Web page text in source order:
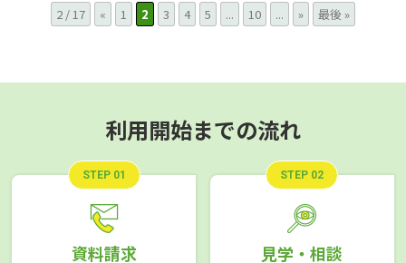
2 / 17 « 1 2 3 4 5 ... 10 ... » 最後 »
利用開始までの流れ
STEP 01
資料請求
STEP 02
見学・相談